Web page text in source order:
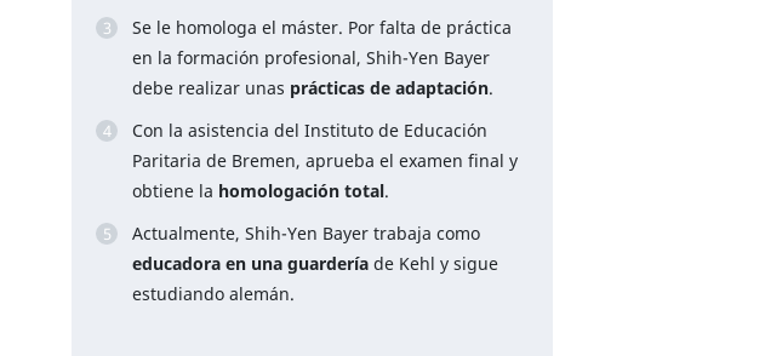
Se le homologa el máster. Por falta de práctica
en la formación profesional, Shih-Yen Bayer
debe realizar unas prácticas de adaptación.
Con la asistencia del Instituto de Educación
Paritaria de Bremen, aprueba el examen final y
obtiene la homologación total.
Actualmente, Shih-Yen Bayer trabaja como
educadora en una guardería de Kehl y sigue
estudiando alemán.